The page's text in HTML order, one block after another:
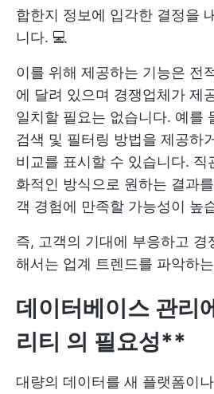
합한지 정보에 입각한 결정을
니다. 💻
이를 위해 제공하는 기능은 전
에 달려 있으며 경쟁업체가 제
일치할 필요는 없습니다. 예를
검색 및 필터링 방법을 제공하
비교를 표시할 수 있습니다. 직
화적인 방식으로 원하는 결과
객 경험에 만족할 가능성이 높
즉, 고객의 기대에 부응하고 경
해서는 업계 트렌드를 파악하
데이터베이스 관리
리티 의 필요성**
대량의 데이터를 새 플랫폼이